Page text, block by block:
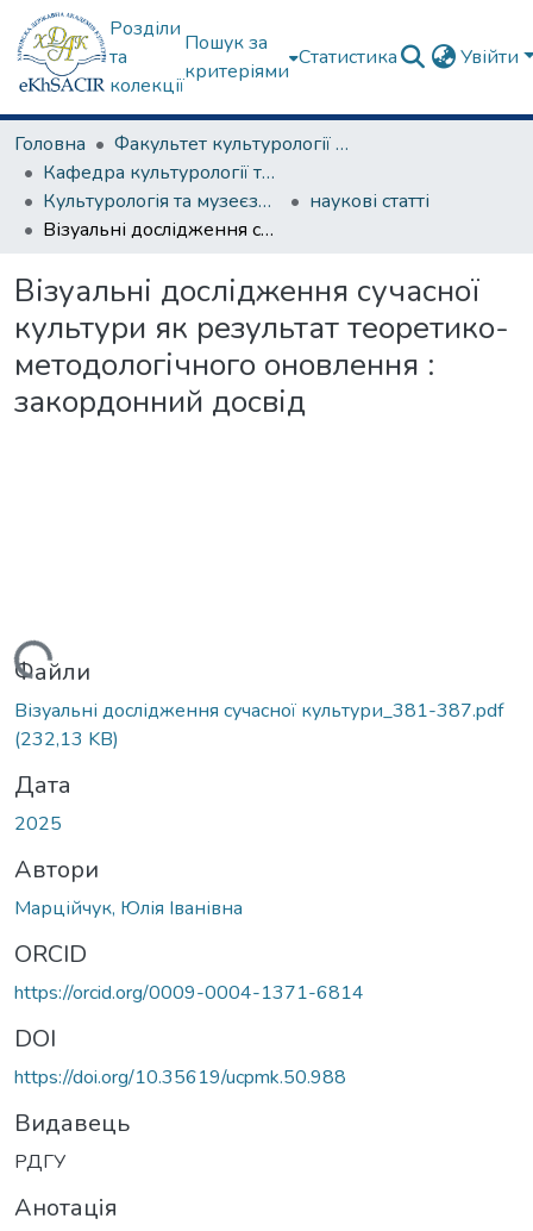
Розділи
та
колекції
Пошук за
критеріями
Статистика Увійти
Головна
Факультет культурології та соціальних комунікацій
Кафедра культурології та музеєзнавства
Культурологія та музеєзнавство
наукові статті
Візуальні дослідження сучасної культури як результат теоретико-методологічного оновлення : закордонний досвід
Візуальні дослідження сучасної
культури як результат теоретико-
методологічного оновлення :
закордонний досвід
Файли
Візуальні дослідження сучасної культури_381-387.pdf
(232,13 KB)
Дата
2025
Автори
Марційчук, Юлія Іванівна
ORCID
https://orcid.org/0009-0004-1371-6814
DOI
https://doi.org/10.35619/ucpmk.50.988
Видавець
РДГУ
Анотація